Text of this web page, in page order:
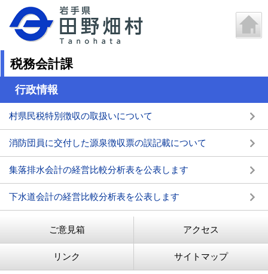
税務会計課
行政情報
村県民税特別徴収の取扱いについて
消防団員に交付した源泉徴収票の誤記載について
集落排水会計の経営比較分析表を公表します
下水道会計の経営比較分析表を公表します
ご意見箱 アクセス
リンク サイトマップ